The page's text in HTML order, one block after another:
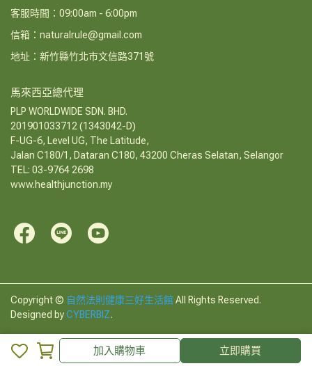
加入購物車 立即購買
客服時間：09:00am - 6:00pm
信箱：naturalrule@gmail.com
地址：新竹縣竹北市文信路371號
馬來西亞總代理
PLP WORLDWIDE SDN. BHD.
201901033712 (1343042-D)
F-UG-6, Level UG, The Latitude,
Jalan C180/1, Dataran C180, 43200 Cheras Selatan, Selangor
TEL: 03-9764 2698
www.healthjunction.my
Copyright © 自然法則健康三好生活館All Rights Reserved.
Designed byCYBERBIZ.